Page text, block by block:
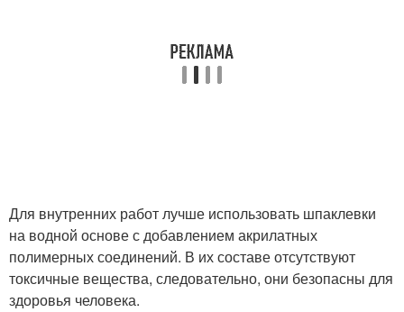
Для внутренних работ лучше использовать шпаклевки
на водной основе с добавлением акрилатных
полимерных соединений. В их составе отсутствуют
токсичные вещества, следовательно, они безопасны для
здоровья человека.